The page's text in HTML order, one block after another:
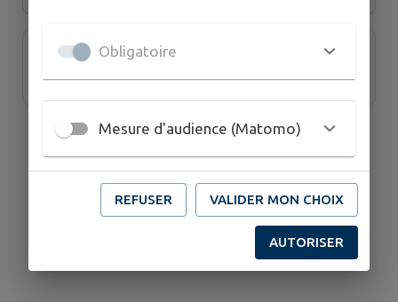
SOLENNE Coifure
Obligatoire
Mesure d'audience (Matomo)
REFUSER VALIDER MON CHOIX
AUTORISER